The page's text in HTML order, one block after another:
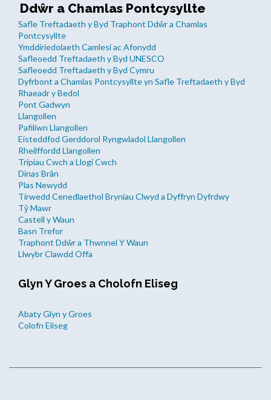
Ddŵr a Chamlas Pontcysyllte
Safle Treftadaeth y Byd Traphont Ddŵr a Chamlas
Pontcysyllte
Ymddiriedolaeth Camlesi ac Afonydd
Safleoedd Treftadaeth y Byd UNESCO
Safleoedd Treftadaeth y Byd Cymru
Dyfrbont a Chamlas Pontcysyllte yn Safle Treftadaeth y Byd
Rhaeadr y Bedol
Pont Gadwyn
Llangollen
Pafiliwn Llangollen
Eisteddfod Gerddorol Ryngwladol Llangollen
Rheilffordd Llangollen
Tripiau Cwch a Llogi Cwch
Dinas Brân
Plas Newydd
Tirwedd Cenedlaethol Bryniau Clwyd a Dyffryn Dyfrdwy
Tŷ Mawr
Castell y Waun
Basn Trefor
Traphont Ddŵr a Thwnnel Y Waun
Llwybr Clawdd Offa
Glyn Y Groes a Cholofn Eliseg
Abaty Glyn y Groes
Colofn Eliseg